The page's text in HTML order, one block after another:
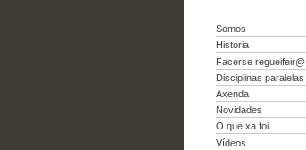
Somos
Historia
Facerse regueifeir@
Disciplinas paralelas
Axenda
Novidades
O que xa foi
Vídeos